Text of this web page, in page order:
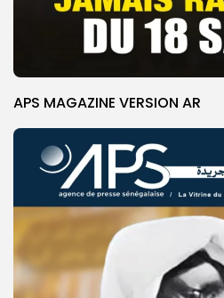
APS MAGAZINE VERSION AR